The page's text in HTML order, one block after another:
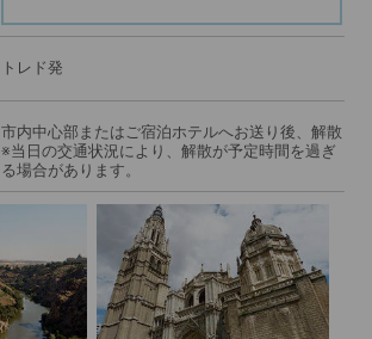
トレド発
市内中心部またはご宿泊ホテルへお送り後、解散
※当日の交通状況により、解散が予定時間を過ぎ
る場合があります。